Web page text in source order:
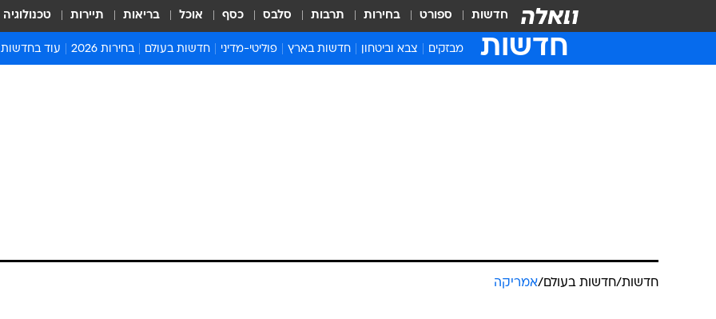
חדשות ספורט בחירות תרבות סלבס כסף אוכל בריאות תיירות טכנולוגיה
חדשות מבזקים צבא וביטחון חדשות בארץ פוליטי-מדיני חדשות בעולם בחירות 2026 עוד בחדשות
חדשות/חדשות בעולם/אמריקה